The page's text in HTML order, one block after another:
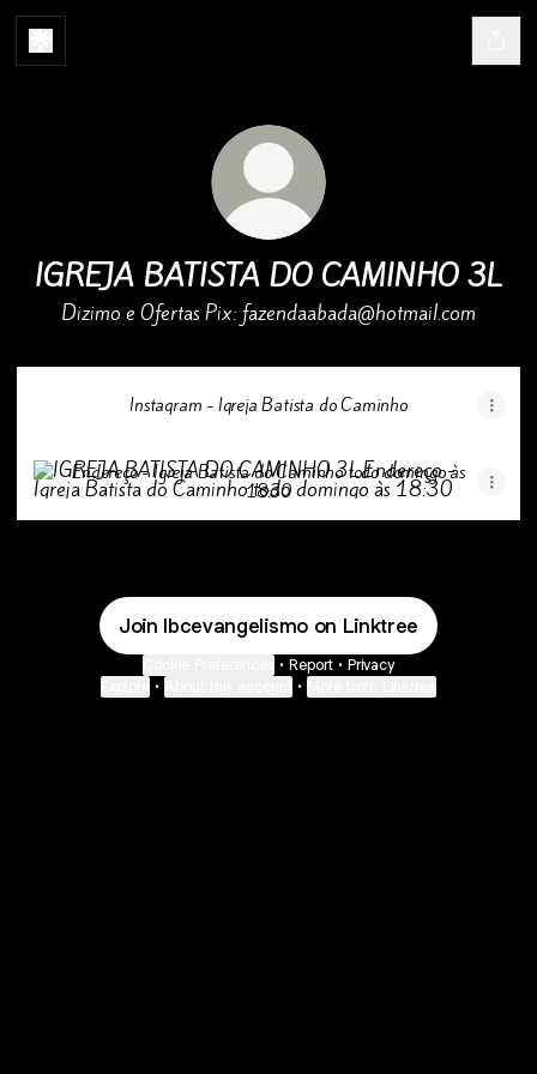
IGREJA BATISTA DO CAMINHO 3L
Dizimo e Ofertas Pix: fazendaabada@hotmail.com
Instagram - Igreja Batista do Caminho
Endereço - Igreja Batista do Caminho todo domingo às
18:30
Join Ibcevangelismo on Linktree
• Report • Privacy
• •